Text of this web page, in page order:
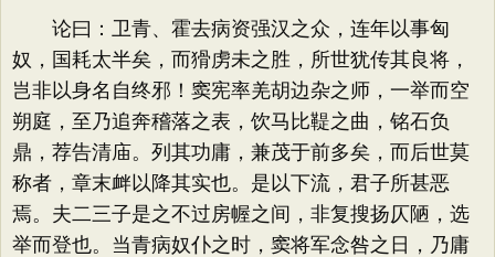
论曰：卫青、霍去病资强汉之众，连年以事匈
奴，国耗太半矣，而猾虏未之胜，所世犹传其良将，
岂非以身名自终邪！窦宪率羌胡边杂之师，一举而空
朔庭，至乃追奔稽落之表，饮马比鞮之曲，铭石负
鼎，荐告清庙。列其功庸，兼茂于前多矣，而后世莫
称者，章末衅以降其实也。是以下流，君子所甚恶
焉。夫二三子是之不过房幄之间，非复搜扬仄陋，选
举而登也。当青病奴仆之时，窦将军念咎之日，乃庸